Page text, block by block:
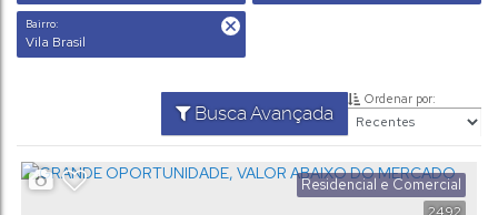
Bairro:
Vila Brasil
Busca Avançada
Ordenar por:
Residencial e Comercial